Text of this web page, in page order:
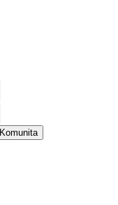
Komunita